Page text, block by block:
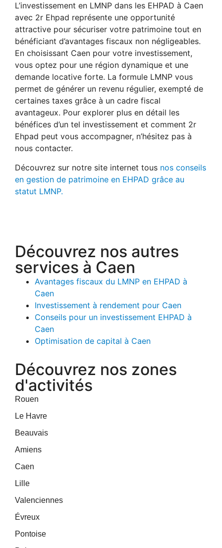
L’investissement en LMNP dans les EHPAD à Caen
avec 2r Ehpad représente une opportunité
attractive pour sécuriser votre patrimoine tout en
bénéficiant d’avantages fiscaux non négligeables.
En choisissant Caen pour votre investissement,
vous optez pour une région dynamique et une
demande locative forte. La formule LMNP vous
permet de générer un revenu régulier, exempté de
certaines taxes grâce à un cadre fiscal
avantageux. Pour explorer plus en détail les
bénéfices d’un tel investissement et comment 2r
Ehpad peut vous accompagner, n’hésitez pas à
nous contacter.
Découvrez sur notre site internet tous nos conseils
en gestion de patrimoine en EHPAD grâce au
statut LMNP.
Découvrez nos autres
services à Caen
Avantages fiscaux du LMNP en EHPAD à
Caen
Investissement à rendement pour Caen
Conseils pour un investissement EHPAD à
Caen
Optimisation de capital à Caen
Découvrez nos zones
d'activités
Rouen
Le Havre
Beauvais
Amiens
Caen
Lille
Valenciennes
Évreux
Pontoise